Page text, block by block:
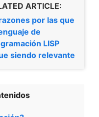
ARTICLE:
por las que
de
LISP
siendo relevante